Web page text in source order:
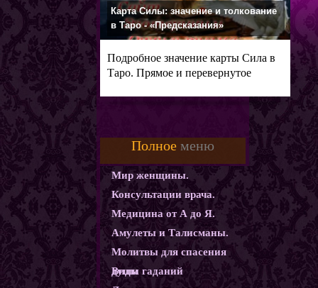
Карта Силы: значение и толкование
в Таро - «Предсказания»
Подробное значение карты Сила в
Таро. Прямое и перевернутое
Полное меню
Мир женщины.
Консультации врача.
Медицина от А до Я.
Амулеты и Талисманы.
Молитвы для спасения
души
Виды гаданий